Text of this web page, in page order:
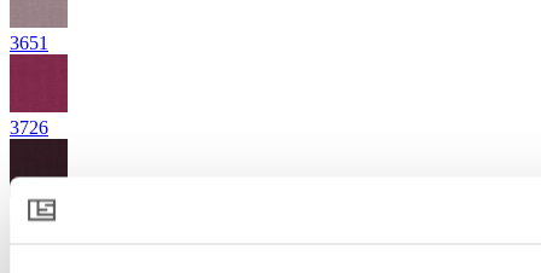
3651
3726
3863